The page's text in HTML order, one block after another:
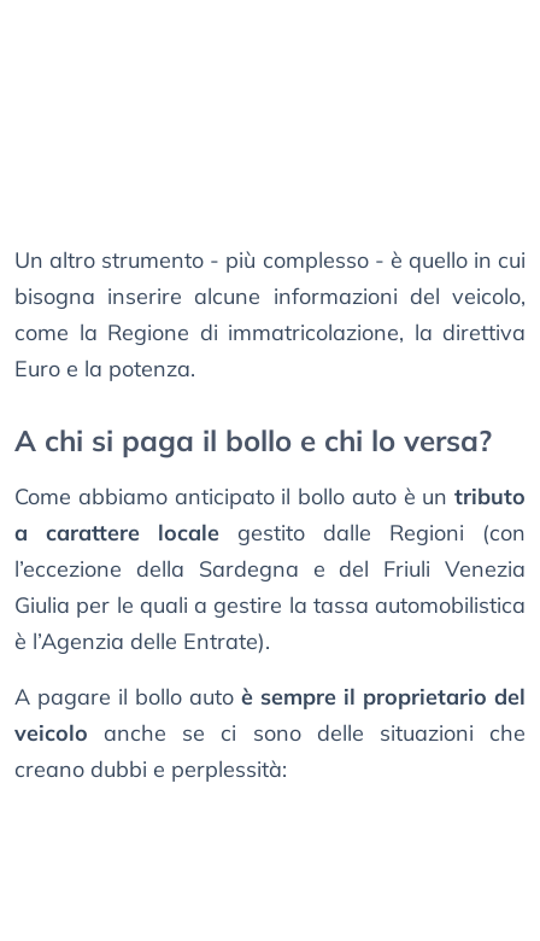
Un altro strumento - più complesso - è quello in cui
bisogna inserire alcune informazioni del veicolo,
come la Regione di immatricolazione, la direttiva
Euro e la potenza.
A chi si paga il bollo e chi lo versa?
Come abbiamo anticipato il bollo auto è un tributo
a carattere locale gestito dalle Regioni (con
l’eccezione della Sardegna e del Friuli Venezia
Giulia per le quali a gestire la tassa automobilistica
è l’Agenzia delle Entrate).
A pagare il bollo auto è sempre il proprietario del
veicolo anche se ci sono delle situazioni che
creano dubbi e perplessità: